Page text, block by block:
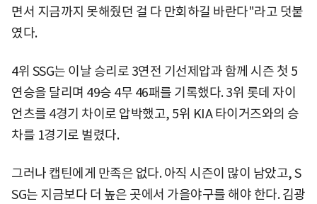
면서 지금까지 못해줬던 걸 다 만회하길 바란다"라고 덧붙
였다.
4위 SSG는 이날 승리로 3연전 기선제압과 함께 시즌 첫 5
연승을 달리며 49승 4무 46패를 기록했다. 3위 롯데 자이
언츠를 4경기 차이로 압박했고, 5위 KIA 타이거즈와의 승
차를 1경기로 벌렸다.
그러나 캡틴에게 만족은 없다. 아직 시즌이 많이 남았고, S
SG는 지금보다 더 높은 곳에서 가을야구를 해야 한다. 김광